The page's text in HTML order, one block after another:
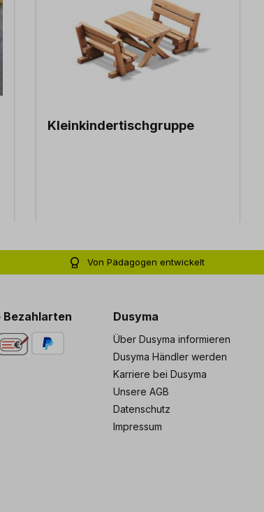
Kleinkindertischgruppe
Von Pädagogen entwickelt
Bezahlarten Dusyma
Über Dusyma informieren
Dusyma Händler werden
Karriere bei Dusyma
Unsere AGB
Datenschutz
Impressum